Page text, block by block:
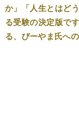
か」「人生とはど
る受験の決定版で
る、びーやま氏へ